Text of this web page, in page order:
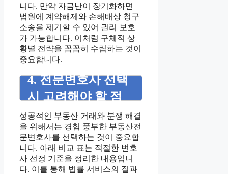
니다. 만약 자금난이 장기화하면
법원에 계약해제와 손해배상 청구
소송을 제기할 수 있어 권리 보호
가 가능합니다. 이처럼 구체적 상
황별 전략을 꼼꼼히 수립하는 것이
중요합니다.
4. 전문변호사 선택
시 고려해야 할 점
성공적인 부동산 거래와 분쟁 해결
을 위해서는 경험 풍부한 부동산전
문변호사를 선택하는 것이 중요합
니다. 아래 비교 표는 적절한 변호
사 선정 기준을 정리한 내용입니
다. 이를 통해 법률 서비스의 질과